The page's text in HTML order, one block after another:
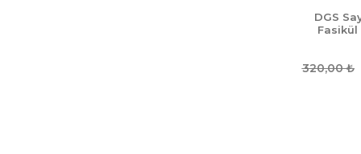
DGS
Fasikül
320,00₺